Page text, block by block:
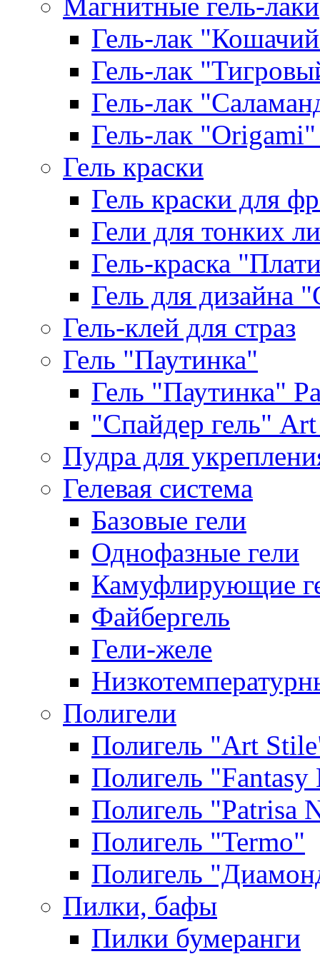
Гель-лак
Гель-лак
Гель-лак
Гель-лак
Гель краски
Гель краски для
Гели для тонких
Гель-краска
Гель для дизайна
Гель-клей для страз
Гель "Паутинка"
Гель "Паутинка"
"Спайдер гель"
Пудра для
Гелевая система
Базовые гели
Однофазные гели
Камуфлирующие
Файбергель
Гели-желе
Полигели
Полигель "Art
Полигель
Полигель "Patrisa
Полигель "Termo"
Полигель
Пилки, бафы
Пилки бумеранги